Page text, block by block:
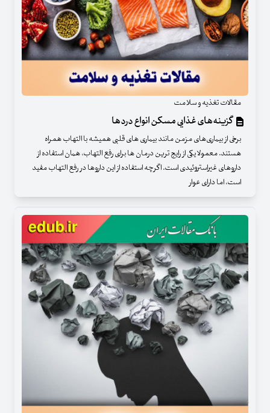
مقالات تغذیه و سلامت
گزینه‌های غذایی مسکن انواع دردها
برخی از بیماری‌های مزمن مانند بیماری های قلبی همیشه با التهاب همراه
هستند. معمولا یکی از رایج ‌ترین درمان‌ ها برای رفع التهاب، همان استفاده از
داروهای غیراستروئیدی است. اگرچه استفاده از این داروها در رفع التهاب مفید
است، اما دارای عوار